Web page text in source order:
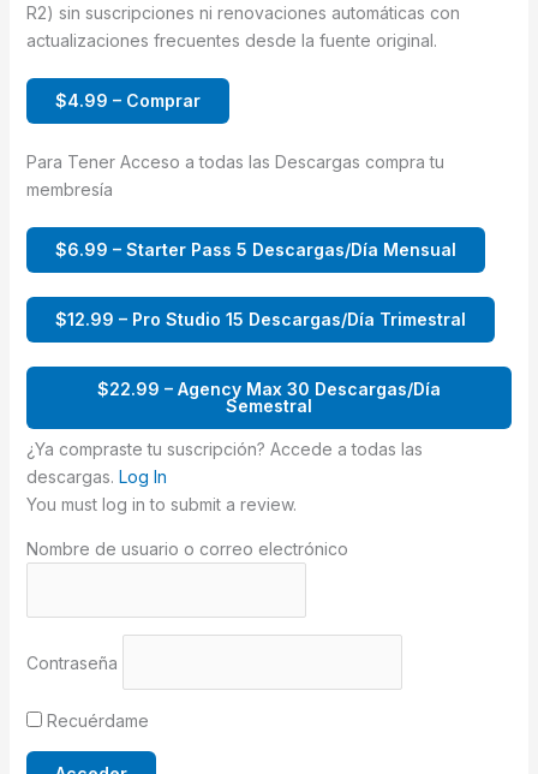
R2) sin suscripciones ni renovaciones automáticas con
actualizaciones frecuentes desde la fuente original.
$4.99 – Comprar
Para Tener Acceso a todas las Descargas compra tu
membresía
$6.99 – Starter Pass 5 Descargas/Día Mensual
$12.99 – Pro Studio 15 Descargas/Día Trimestral
$22.99 – Agency Max 30 Descargas/Día
Semestral
¿Ya compraste tu suscripción? Accede a todas las
descargas. Log In
You must log in to submit a review.
Nombre de usuario o correo electrónico
Contraseña
Recuérdame